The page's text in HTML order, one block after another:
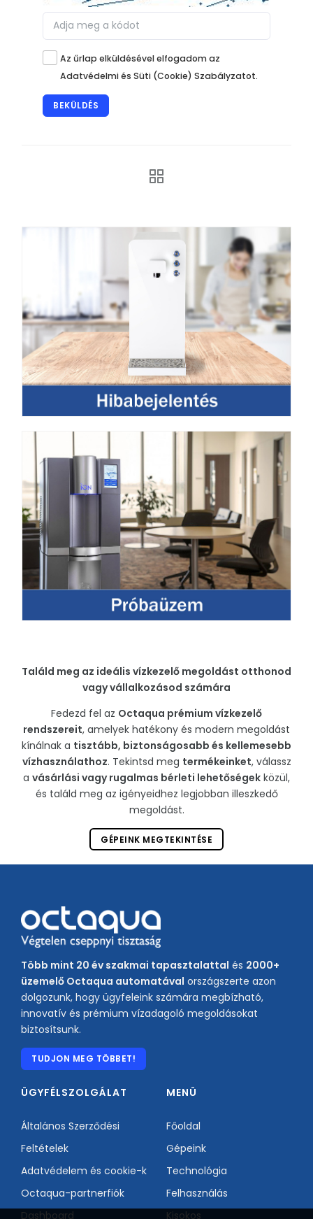
Az űrlap elküldésével elfogadom az
Adatvédelmi és Süti (Cookie) Szabályzatot.
BEKÜLDÉS
Találd meg az ideális vízkezelő megoldást otthonod
vagy vállalkozásod számára
Fedezd fel az Octaqua prémium vízkezelő
rendszereit, amelyek hatékony és modern megoldást
kínálnak a tisztább, biztonságosabb és kellemesebb
vízhasználathoz. Tekintsd meg termékeinket, válassz
a vásárlási vagy rugalmas bérleti lehetőségek közül,
és találd meg az igényeidhez legjobban illeszkedő
megoldást.
GÉPEINK MEGTEKINTÉSE
Több mint 20 év szakmai tapasztalattal és 2000+
üzemelő Octaqua automatával országszerte azon
dolgozunk, hogy ügyfeleink számára megbízható,
innovatív és prémium vízadagoló megoldásokat
biztosítsunk.
TUDJON MEG TÖBBET!
ÜGYFÉLSZOLGÁLAT
Általános Szerződési
Feltételek
Adatvédelem és cookie-k
Octaqua-partnerfiók
Dashboard
MENÜ
Főoldal
Gépeink
Technológia
Felhasználás
Kisokos